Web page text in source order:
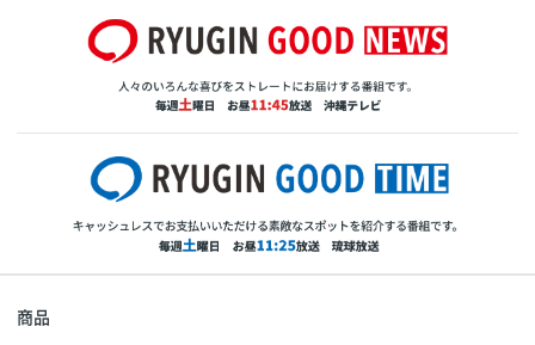
商品